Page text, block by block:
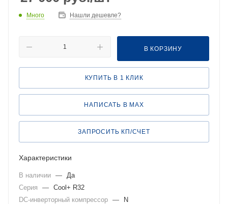
Много Нашли дешевле?
В КОРЗИНУ
КУПИТЬ В 1 КЛИК
НАПИСАТЬ В MAX
ЗАПРОСИТЬ КП/СЧЕТ
Характеристики
В наличии — Да
Серия
— Cool+ R32
DC-инверторный компрессор —
N